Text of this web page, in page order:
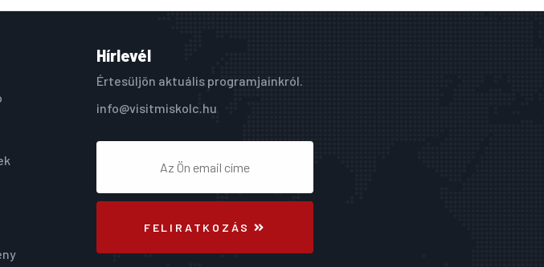
Hírlevél
Értesüljön aktuális programjainkról.
info@visitmiskolc.hu
FELIRATKOZÁS